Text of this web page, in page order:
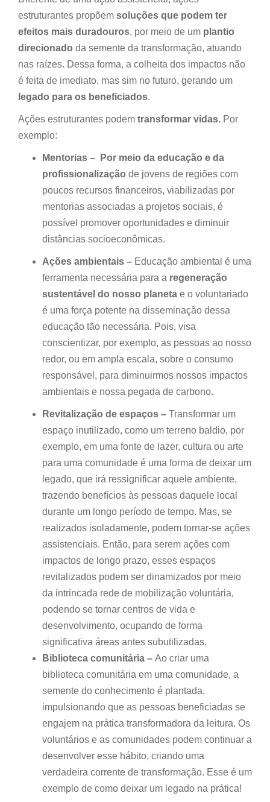
estruturantes propõem soluções que podem ter
efeitos mais duradouros, por meio de um plantio
direcionado da semente da transformação, atuando
nas raízes. Dessa forma, a colheita dos impactos não
é feita de imediato, mas sim no futuro, gerando um
legado para os beneficiados.
Ações estruturantes podem transformar vidas. Por
exemplo:
Mentorias – Por meio da educação e da
profissionalização de jovens de regiões com
poucos recursos financeiros, viabilizadas por
mentorias associadas a projetos sociais, é
possível promover oportunidades e diminuir
distâncias socioeconômicas.
Ações ambientais – Educação ambiental é uma
ferramenta necessária para a regeneração
sustentável do nosso planeta e o voluntariado
é uma força potente na disseminação dessa
educação tão necessária. Pois, visa
conscientizar, por exemplo, as pessoas ao nosso
redor, ou em ampla escala, sobre o consumo
responsável, para diminuirmos nossos impactos
ambientais e nossa pegada de carbono.
Revitalização de espaços – Transformar um
espaço inutilizado, como um terreno baldio, por
exemplo, em uma fonte de lazer, cultura ou arte
para uma comunidade é uma forma de deixar um
legado, que irá ressignificar aquele ambiente,
trazendo benefícios às pessoas daquele local
durante um longo período de tempo. Mas, se
realizados isoladamente, podem tornar-se ações
assistenciais. Então, para serem ações com
impactos de longo prazo, esses espaços
revitalizados podem ser dinamizados por meio
da intrincada rede de mobilização voluntária,
podendo se tornar centros de vida e
desenvolvimento, ocupando de forma
significativa áreas antes subutilizadas.
Biblioteca comunitária – Ao criar uma
biblioteca comunitária em uma comunidade, a
semente do conhecimento é plantada,
impulsionando que as pessoas beneficiadas se
engajem na prática transformadora da leitura. Os
voluntários e as comunidades podem continuar a
desenvolver esse hábito, criando uma
verdadeira corrente de transformação. Esse é um
exemplo de como deixar um legado na prática!